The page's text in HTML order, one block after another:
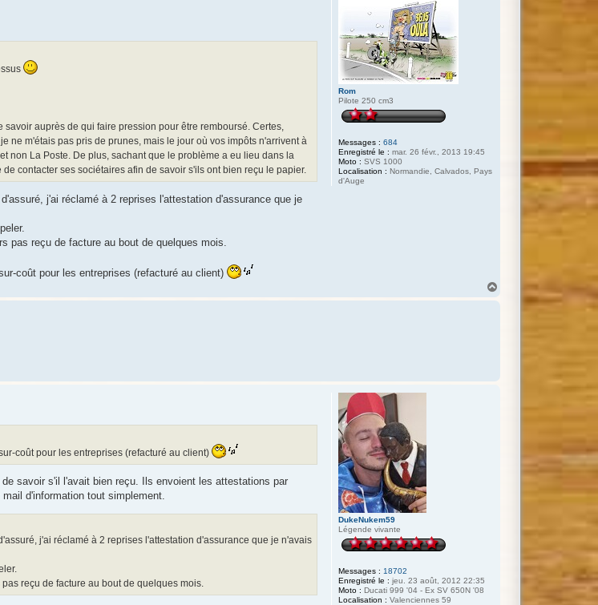
Rom
Pilote 250 cm3
Messages : 684
Enregistré le : mar. 26 févr., 2013 19:45
Moto : SVS 1000
Localisation : Normandie, Calvados, Pays
d'Auge
auprès de qui faire pression pour être remboursé. Certes,
ne m'étais pas pris de prunes, mais le jour où vos impôts n'arrivent à
non La Poste. De plus, sachant que le problème a eu lieu dans la
contacter ses sociétaires afin de savoir s'ils ont bien reçu le papier.
j'ai réclamé à 2 reprises l'attestation d'assurance que je
pas reçu de facture au bout de quelques mois.
coût pour les entreprises (refacturé au client)
DukeNukem59
Légende vivante
Messages : 18702
Enregistré le : jeu. 23 août, 2012 22:35
Moto : Ducati 999 '04 - Ex SV 650N '08
Localisation : Valenciennes 59
coût pour les entreprises (refacturé au client)
savoir s'il l'avait bien reçu. Ils envoient les attestations par
d'information tout simplement.
j'ai réclamé à 2 reprises l'attestation d'assurance que je n'avais
reçu de facture au bout de quelques mois.